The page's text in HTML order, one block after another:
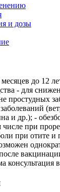
и дозы
до 12
- для
простудных
и др.); -
при
при отите и
консультация